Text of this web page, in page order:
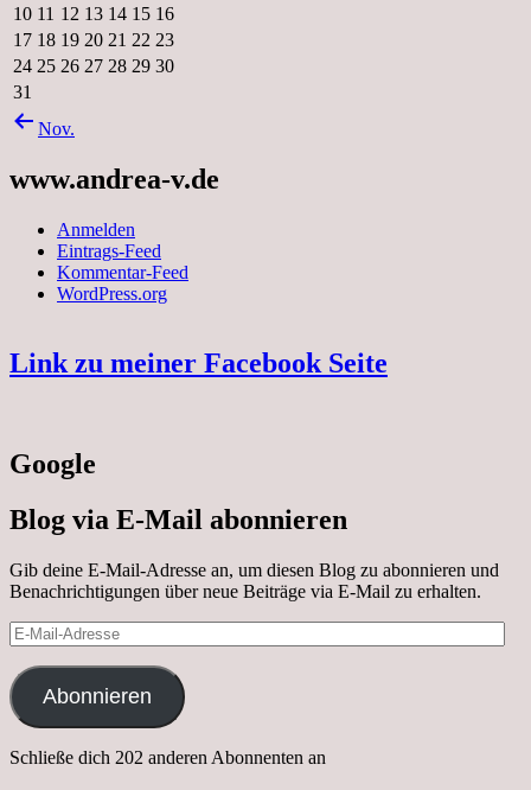
10 11 12 13 14 15 16
17 18 19 20 21 22 23
24 25 26 27 28 29 30
31
Nov.
www.andrea-v.de
Anmelden
Eintrags-Feed
Kommentar-Feed
WordPress.org
Link zu meiner Facebook Seite
Google
Blog via E-Mail abonnieren
Gib deine E-Mail-Adresse an, um diesen Blog zu abonnieren und
Benachrichtigungen über neue Beiträge via E-Mail zu erhalten.
E-
Mail-
Adresse
Abonnieren
Schließe dich 202 anderen Abonnenten an